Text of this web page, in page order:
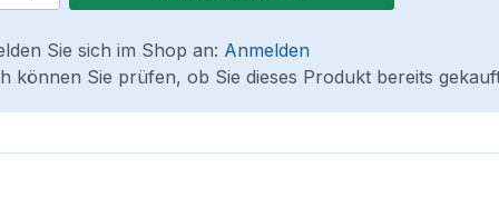
Sie sich im Shop an: Anmelden
können Sie prüfen, ob Sie dieses Produkt bereits